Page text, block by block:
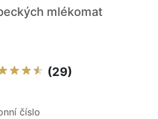
mlékomat
(29)
číslo